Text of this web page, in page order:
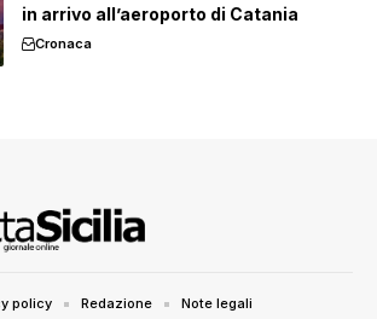
in arrivo all’aeroporto di Catania
Cronaca
policy Redazione Note legali